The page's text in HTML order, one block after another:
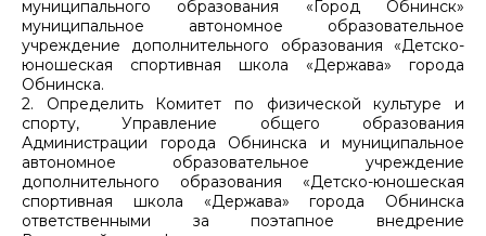
муниципального образования «Город Обнинск»
муниципальное автономное образовательное
учреждение дополнительного образования «Детско-
юношеская спортивная школа «Держава» города
Обнинска.
2. Определить Комитет по физической культуре и
спорту, Управление общего образования
Администрации города Обнинска и муниципальное
автономное образовательное учреждение
дополнительного образования «Детско-юношеская
спортивная школа «Держава» города Обнинска
ответственными за поэтапное внедрение